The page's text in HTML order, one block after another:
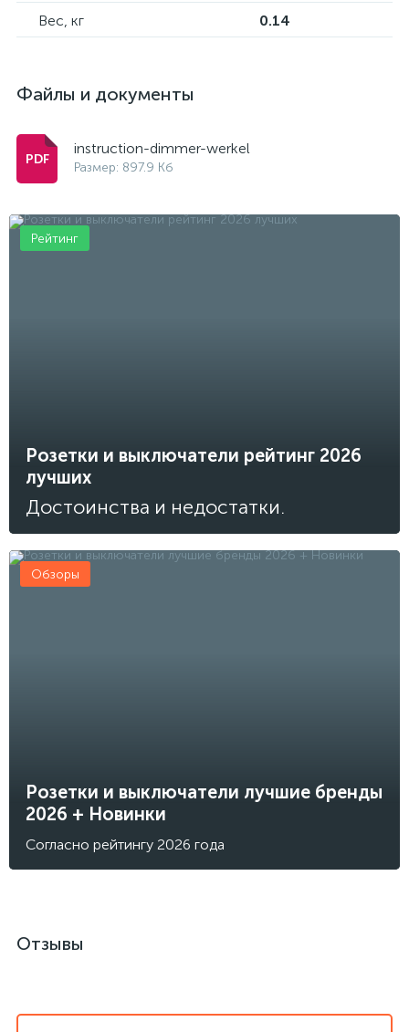
Вес, кг 0.14
Файлы и документы
instruction-dimmer-werkel
Размер: 897.9 Кб
Розетки и выключатели рейтинг 2026
лучших
Достоинства и недостатки.
Рейтинг
Розетки и выключатели лучшие бренды
2026 + Новинки
Согласно рейтингу 2026 года
Обзоры
Отзывы